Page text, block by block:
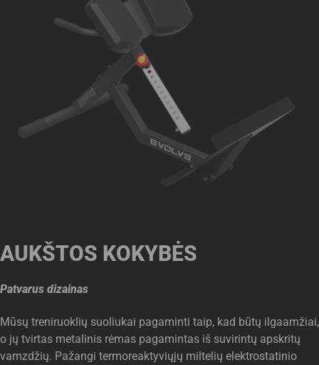
AUKŠTOS KOKYBĖS
Patvarus dizainas
Mūsų treniruoklių suoliukai pagaminti taip, kad būtų ilgaamžiai,
o jų tvirtas metalinis rėmas pagamintas iš suvirintų apskritų
vamzdžių. Pažangi termoreaktyviųjų miltelių elektrostatinio